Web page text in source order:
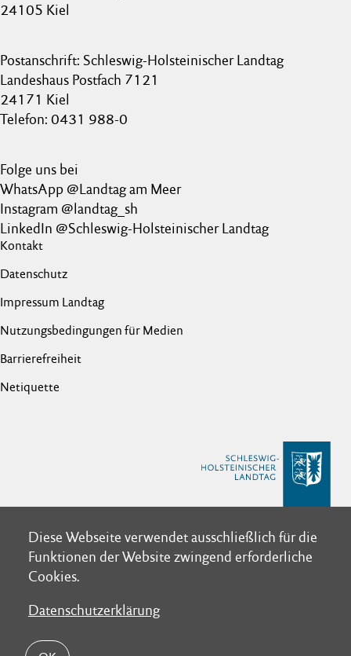
Diese Webseite verwendet ausschließlich für die
Funktionen der Website zwingend erforderliche
Cookies.
Datenschutzerklärung
Diese Webseite verwendet ausschließlich für die
Funktionen der Website zwingend erforderliche
Cookies.
Datenschutzerklärung
24105 Kiel
Postanschrift: Schleswig-Holsteinischer Landtag
Landeshaus Postfach 7121
24171 Kiel
Telefon: 0431 988-0
Folge uns bei
WhatsApp @Landtag am Meer
Instagram @landtag_sh
LinkedIn @Schleswig-Holsteinischer Landtag
Kontakt
Datenschutz
Impressum Landtag
Nutzungsbedingungen für Medien
Barrierefreiheit
Netiquette